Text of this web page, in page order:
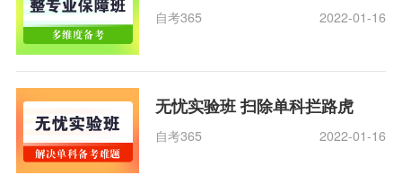
自考365 2022-01-16
无忧实验班 扫除单科拦路虎
自考365 2022-01-16